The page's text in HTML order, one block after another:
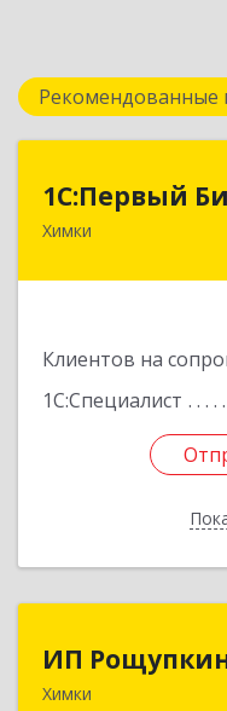
Рекомендованные
1С:Первый
Химки
Клиентов на
1С:Специалист
141402,
ИП
Химки141402,